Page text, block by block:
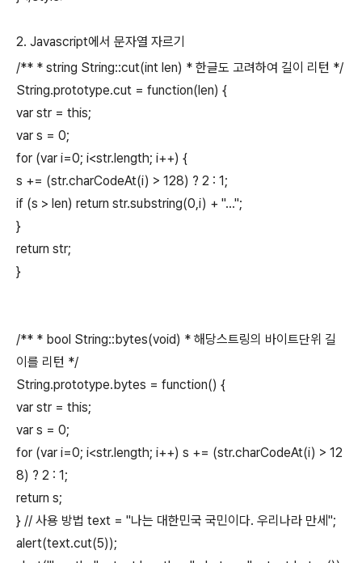
2. Javascript에서 문자열 자르기
/** * string String::cut(int len) * 한글도 고려하여 길이 리턴 */
String.prototype.cut = function(len) {
var str = this;
var s = 0;
for (var i=0; i<str.length; i++) {
s += (str.charCodeAt(i) > 128) ? 2 : 1;
if (s > len) return str.substring(0,i) + "...";
}
return str;
}
/** * bool String::bytes(void) * 해당스트링의 바이트단위 길
이를 리턴 */
String.prototype.bytes = function() {
var str = this;
var s = 0;
for (var i=0; i<str.length; i++) s += (str.charCodeAt(i) > 12
8) ? 2 : 1;
return s;
} // 사용 방법 text = "나는 대한민국 국민이다. 우리나라 만세";
alert(text.cut(5));